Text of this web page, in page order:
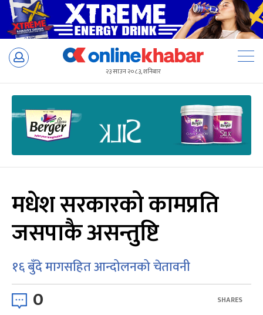
Skip
२३ साउन २०८३, शनिबार
मधेश सरकारको कामप्रति
जसपाकै असन्तुष्टि
१६ बुँदे मागसहित आन्दोलनको चेतावनी
0 SHARES